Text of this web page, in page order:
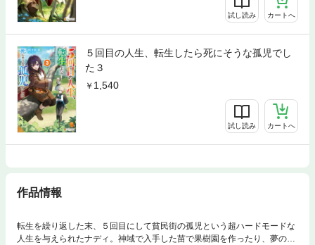
試し読み カートへ
５回目の人生、転生したら死にそうな孤児でし
た３
1,540
試し読み カートへ
作品情報
転生を繰り返した末、５回目にして貧民街の孤児という超ハードモードな
人生を与えられたナディ。神域で入手した苗で果樹園を作ったり、夢のマ